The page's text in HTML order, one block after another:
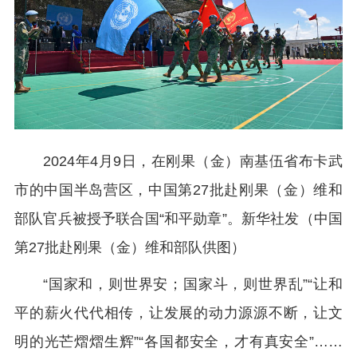
2024年4月9日，在刚果（金）南基伍省布卡武
市的中国半岛营区，中国第27批赴刚果（金）维和
部队官兵被授予联合国“和平勋章”。新华社发（中国
第27批赴刚果（金）维和部队供图）
“国家和，则世界安；国家斗，则世界乱”“让和
平的薪火代代相传，让发展的动力源源不断，让文
明的光芒熠熠生辉”“各国都安全，才有真安全”……